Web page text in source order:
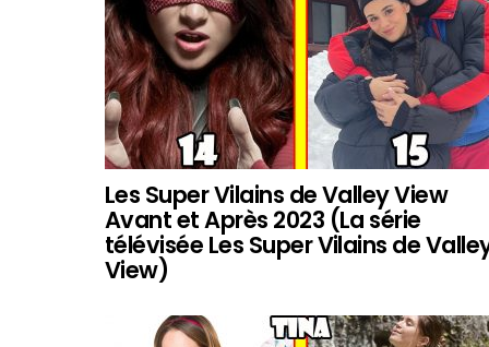
Les Super Vilains de Valley View
Avant et Après 2023 (La série
télévisée Les Super Vilains de
View)